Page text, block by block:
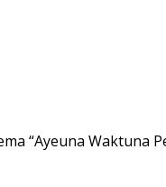
“Ayeuna Waktuna